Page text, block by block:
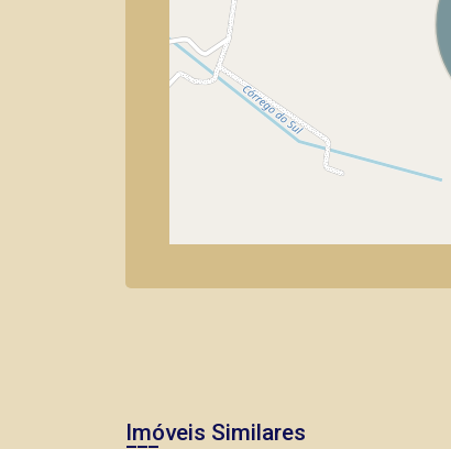
Imóveis Similares